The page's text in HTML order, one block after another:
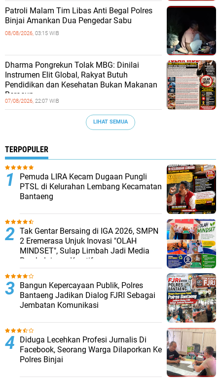
Patroli Malam Tim Libas Anti Begal Polres
Binjai Amankan Dua Pengedar Sabu
08/08/2026, 03:15 WIB
Dharma Pongrekun Tolak MBG: Dinilai
Instrumen Elit Global, Rakyat Butuh
Pendidikan dan Kesehatan Bukan Makanan
Beracun.
07/08/2026, 22:07 WIB
LIHAT SEMUA
TERPOPULER
Pemuda LIRA Kecam Dugaan Pungli
PTSL di Kelurahan Lembang Kecamatan
Bantaeng
Tak Gentar Bersaing di IGA 2026, SMPN
2 Eremerasa Unjuk Inovasi "OLAH
MINDSET", Sulap Limbah Jadi Media
Pembelajaran Kreatif
Bangun Kepercayaan Publik, Polres
Bantaeng Jadikan Dialog FJRI Sebagai
Jembatan Komunikasi
Diduga Lecehkan Profesi Jurnalis Di
Facebook, Seorang Warga Dilaporkan Ke
Polres Binjai